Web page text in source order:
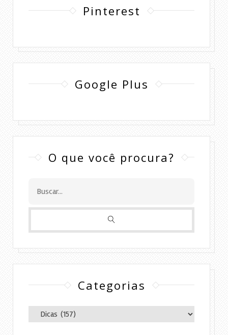
Pinterest
Google Plus
O que você procura?
Categorias
Categorias